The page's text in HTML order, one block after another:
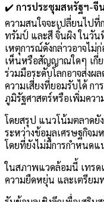
✔️ การประชุมสหรัฐฯ-จีน
ความสนใจจะเปลี่ยนไปที่
ทรัมป์ และสี จิ้นผิง ในวั
เหตุการณ์ดังกล่าวอาจไ
เห็นหรือสัญญาณใดๆ เกี่ย
ร่วมมือระดับโลกอาจส่งผ
ความเสี่ยงที่ยอมรับได้ ก
ภูมิรัฐศาสตร์หรือเพิ่มคว
โดยสรุป แนวโน้มตลาดยั
ระหว่างข้อมูลเศรษฐกิจ
โดยที่ยังไม่มีการกำหนดแ
ในสภาพแวดล้อมนี้ เทรด
ความยืดหยุ่น และเตรียม